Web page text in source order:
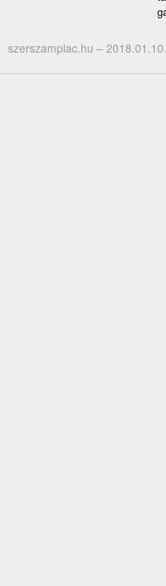
szerszampiac.hu – 2018.01.10.